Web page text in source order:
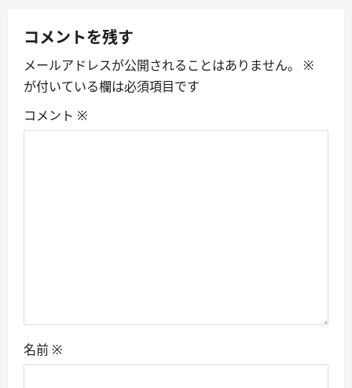
v
i
g
a
コメントを残す
メールアドレスが公開されることはありません。
※
が付いている欄は必須項目です
コメント ※
名前 ※